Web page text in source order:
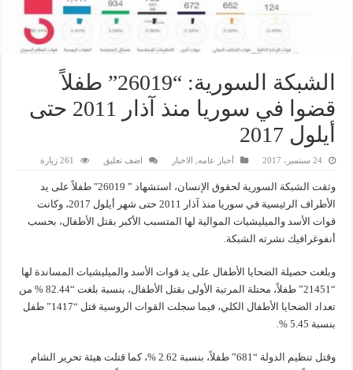
الشبكة السورية: “26019” طفلاً
قضوا في سوريا منذ آذار 2011 حتى
أيلول 2017
24 سبتمبر، 2017 أخبار عامه, الاخبار اضف تعليق 261 زيارة
وثقت الشبكة السورية لحقوق الإنسان، استشهاد ” 26019″ طفلاً على يد
الأطراف الرئيسية في سوريا منذ آذار 2011 حتى شهر أيلول 2017، وكانت
قوات الأسد والميليشيات الموالية لها المتسبب الأكبر بقتل الأطفال، بحسب
أنفوغرافيك نشرته الشبكة.
وبلغت حصيلة الضحايا الأطفال على يد قوات الأسد والميليشيات المساندة لها
“21451” طفلاً، محتلة المرتبة الأولى بقتل الأطفال، بنسبة بلغت “82.44 % من
تعداد الضحايا الأطفال الكلي، فيما سجلت القوات الروسية قتل “1417” طفل
بنسبة 5.45 %.
وقتل تنظيم الدولة “681” طفلاً، بنسبة 2.62 %، كما قتلت هيئة تحرير الشام